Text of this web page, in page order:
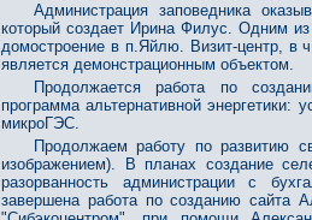
Администрация заповедника
который создает Ирина Филус. Одним
домостроение в п.Яйлю. Визит-центр, в
является демонстрационным объектом.
Продолжается работа по
программа альтернативной энергетики:
микроГЭС.
Продолжаем работу по развитию
изображением). В планах создание
разорванность администрации с
завершена работа по созданию сайта